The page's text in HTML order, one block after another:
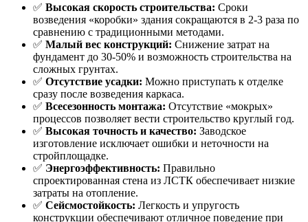
✅ Высокая скорость строительства: Сроки
возведения «коробки» здания сокращаются в 2-3 раза по
сравнению с традиционными методами.
✅ Малый вес конструкций: Снижение затрат на
фундамент до 30-50% и возможность строительства на
сложных грунтах.
✅ Отсутствие усадки: Можно приступать к отделке
сразу после возведения каркаса.
✅ Всесезонность монтажа: Отсутствие «мокрых»
процессов позволяет вести строительство круглый год.
✅ Высокая точность и качество: Заводское
изготовление исключает ошибки и неточности на
стройплощадке.
✅ Энергоэффективность: Правильно
спроектированная стена из ЛСТК обеспечивает низкие
затраты на отопление.
✅ Сейсмостойкость: Легкость и упругость
конструкции обеспечивают отличное поведение при